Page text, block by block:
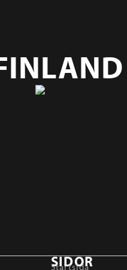
SIDOR
Startsida